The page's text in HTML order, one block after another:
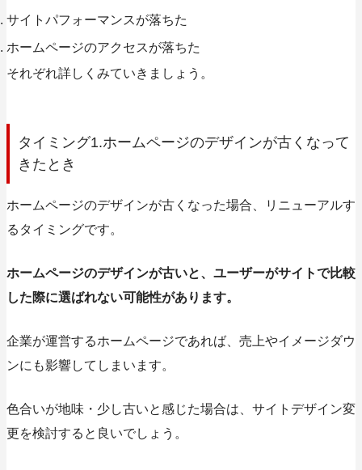
サイトパフォーマンスが落ちた
ホームページのアクセスが落ちた
それぞれ詳しくみていきましょう。
タイミング1.ホームページのデザインが古くなって
きたとき
ホームページのデザインが古くなった場合、リニューアルす
るタイミングです。
ホームページのデザインが古いと、ユーザーがサイトで比較
した際に選ばれない可能性があります。
企業が運営するホームページであれば、売上やイメージダウ
ンにも影響してしまいます。
色合いが地味・少し古いと感じた場合は、 サイトデザイン変
更を検討すると良いでしょう。